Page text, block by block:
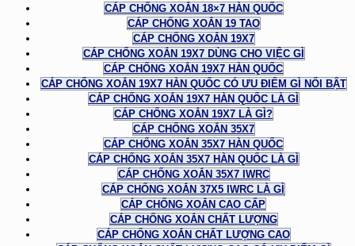
CÁP CHỐNG XOẮN 18×7 HÀN QUỐC
CÁP CHỐNG XOẮN 19 TAO
CÁP CHỐNG XOẮN 19X7
CÁP CHỐNG XOẮN 19X7 DÙNG CHO VIỆC GÌ
CÁP CHỐNG XOẮN 19X7 HÀN QUỐC
CÁP CHỐNG XOẮN 19X7 HÀN QUỐC CÓ ƯU ĐIỂM GÌ NỔI BẬT
CÁP CHỐNG XOẮN 19X7 HÀN QUỐC LÀ GÌ
CÁP CHỐNG XOẮN 19X7 LÀ GÌ?
CÁP CHỐNG XOẮN 35X7
CÁP CHỐNG XOẮN 35X7 HÀN QUỐC
CÁP CHỐNG XOẮN 35X7 HÀN QUỐC LÀ GÌ
CÁP CHỐNG XOẮN 35X7 IWRC
CÁP CHỐNG XOẮN 37X5 IWRC LÀ GÌ
CÁP CHỐNG XOẮN CAO CẤP
CÁP CHỐNG XOẮN CHẤT LƯỢNG
CÁP CHỐNG XOẮN CHẤT LƯỢNG CAO